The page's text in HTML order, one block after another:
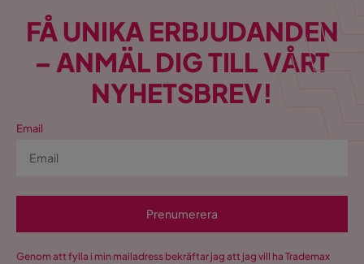
FÅ UNIKA ERBJUDANDEN
– ANMÄL DIG TILL VÅRT
NYHETSBREV!
Email
Prenumerera
Genom att fylla i min mailadress bekräftar jag att jag vill ha Trademax